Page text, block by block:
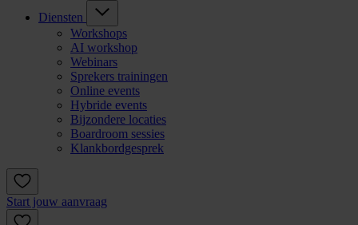
Diensten
Workshops
AI workshop
Webinars
Sprekers trainingen
Online events
Hybride events
Bijzondere locaties
Boardroom sessies
Klankbordgesprek
Start jouw aanvraag